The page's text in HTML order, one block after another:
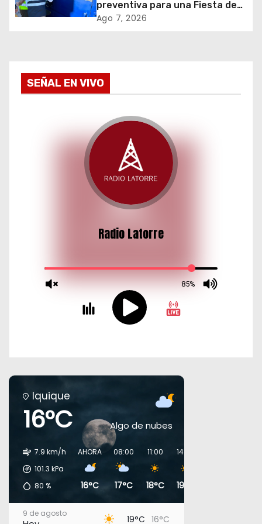
t
a
d
preventiva para una Fiesta de
San Lorenzo segura
Ago 7, 2026
SEÑAL EN VIVO
Iquique
16°C Algo de nubes
7.9 km/h
101.3 kPa
80 %
AHORA
16°C
08:00
17°C
11:00
18°C
14:00
19°C
9 de agosto 19°C 16°C